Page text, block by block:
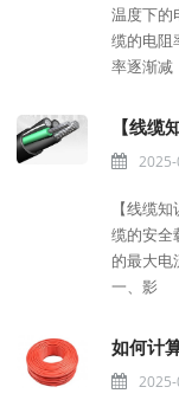
温度下的
缆的电阻
率逐渐减
【线
【线缆
缆的安全
的最大电
一、影
如何计